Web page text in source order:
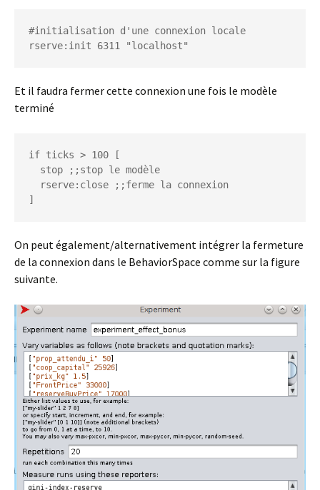
#initialisation d'une connexion locale
rserve:init 6311 "localhost"
Et il faudra fermer cette connexion une fois le modèle
terminé
if ticks > 100 [
]
On peut également/alternativement intégrer la fermeture
de la connexion dans le BehaviorSpace comme sur la figure
suivante.